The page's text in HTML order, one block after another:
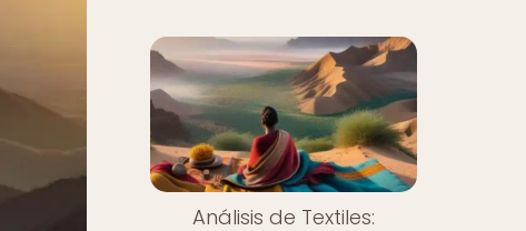
Análisis de Textiles: